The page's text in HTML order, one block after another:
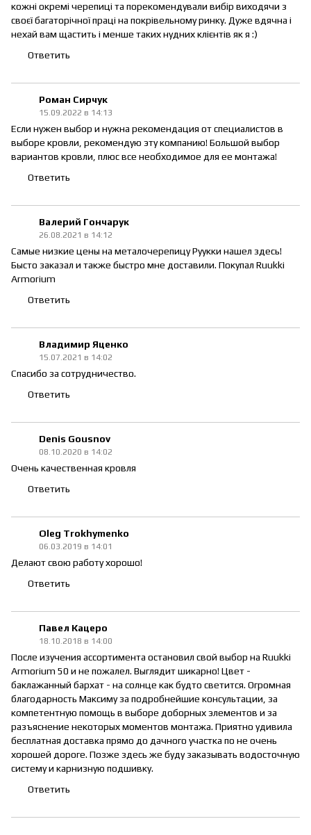
кожні окремі черепиці та порекомендували вибір виходячи з
своєї багаторічної праці на покрівельному ринку. Дуже вдячна і
нехай вам щастить і менше таких нудних клієнтів як я :)
Ответить
Роман Сирчук
15.09.2022 в 14:13
Если нужен выбор и нужна рекомендация от специалистов в
выборе кровли, рекомендую эту компанию! Большой выбор
вариантов кровли, плюс все необходимое для ее монтажа!
Ответить
Валерий Гончарук
26.08.2021 в 14:12
Самые низкие цены на металочерепицу Руукки нашел здесь!
Бысто заказал и также быстро мне доставили. Покупал Ruukki
Armorium
Ответить
Владимир Яценко
15.07.2021 в 14:02
Спасибо за сотрудничество.
Ответить
Denis Gousnov
08.10.2020 в 14:02
Очень качественная кровля
Ответить
Oleg Trokhymenko
06.03.2019 в 14:01
Делают свою работу хорошо!
Ответить
Павел Кацеро
18.10.2018 в 14:00
После изучения ассортимента остановил свой выбор на Ruukki
Armorium 50 и не пожалел. Выглядит шикарно! Цвет -
баклажанный бархат - на солнце как будто светится. Огромная
благодарность Максиму за подробнейшие консультации, за
компетентную помощь в выборе доборных элементов и за
разъяснение некоторых моментов монтажа. Приятно удивила
бесплатная доставка прямо до дачного участка по не очень
хорошей дороге. Позже здесь же буду заказывать водосточную
систему и карнизную подшивку.
Ответить